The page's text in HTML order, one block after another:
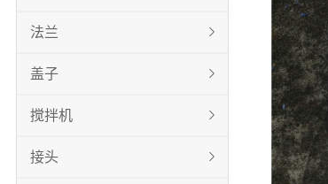
法兰
盖子
搅拌机
接头